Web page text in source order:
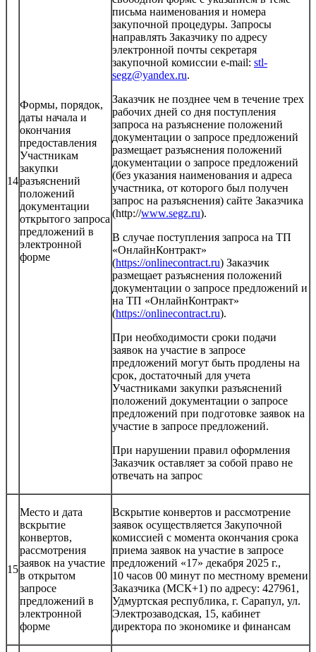
14
Формы, порядок,
даты начала и
окончания
предоставления
Участникам
закупки
разъяснений
положений
документации
открытого запроса
предложений в
электронной
форме
письма наименования и номера
закупочной процедуры. Запросы
направлять Заказчику по адресу
электронной почты секретаря
закупочной комиссии e-mail: stl-
segz@yandex.ru.
Заказчик не позднее чем в течение трех
рабочих дней со дня поступления
запроса на разъяснение положений
документации о запросе предложений
размещает разъяснения положений
документации о запросе предложений
(без указания наименования и адреса
участника, от которого был получен
запрос на разъяснения) сайте Заказчика
(http://www.segz.ru).
В случае поступления запроса на ТП
«ОнлайнКонтракт»
(https://onlinecontract.ru) Заказчик
размещает разъяснения положений
документации о запросе предложений и
на ТП «ОнлайнКонтракт»
(https://onlinecontract.ru).
При необходимости сроки подачи
заявок на участие в запросе
предложений могут быть продлены на
срок, достаточный для учета
Участниками закупки разъяснений
положений документации о запросе
предложений при подготовке заявок на
участие в запросе предложений.
При нарушении правил оформления
Заказчик оставляет за собой право не
отвечать на запрос
15
Место и дата
вскрытие
конвертов,
рассмотрения
заявок на участие
в открытом
запросе
предложений в
электронной
форме
Вскрытие конвертов и рассмотрение
заявок осуществляется Закупочной
комиссией с момента окончания срока
приема заявок на участие в запросе
предложений «17» декабря 2025 г.,
10 часов 00 минут по местному времени
Заказчика (МСК+1) по адресу: 427961,
Удмуртская республика, г. Сарапул, ул.
Электрозаводская, 15, кабинет
директора по экономике и финансам